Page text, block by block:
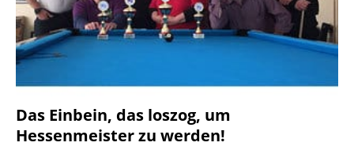
Das Einbein, das loszog, um
Hessenmeister zu werden!